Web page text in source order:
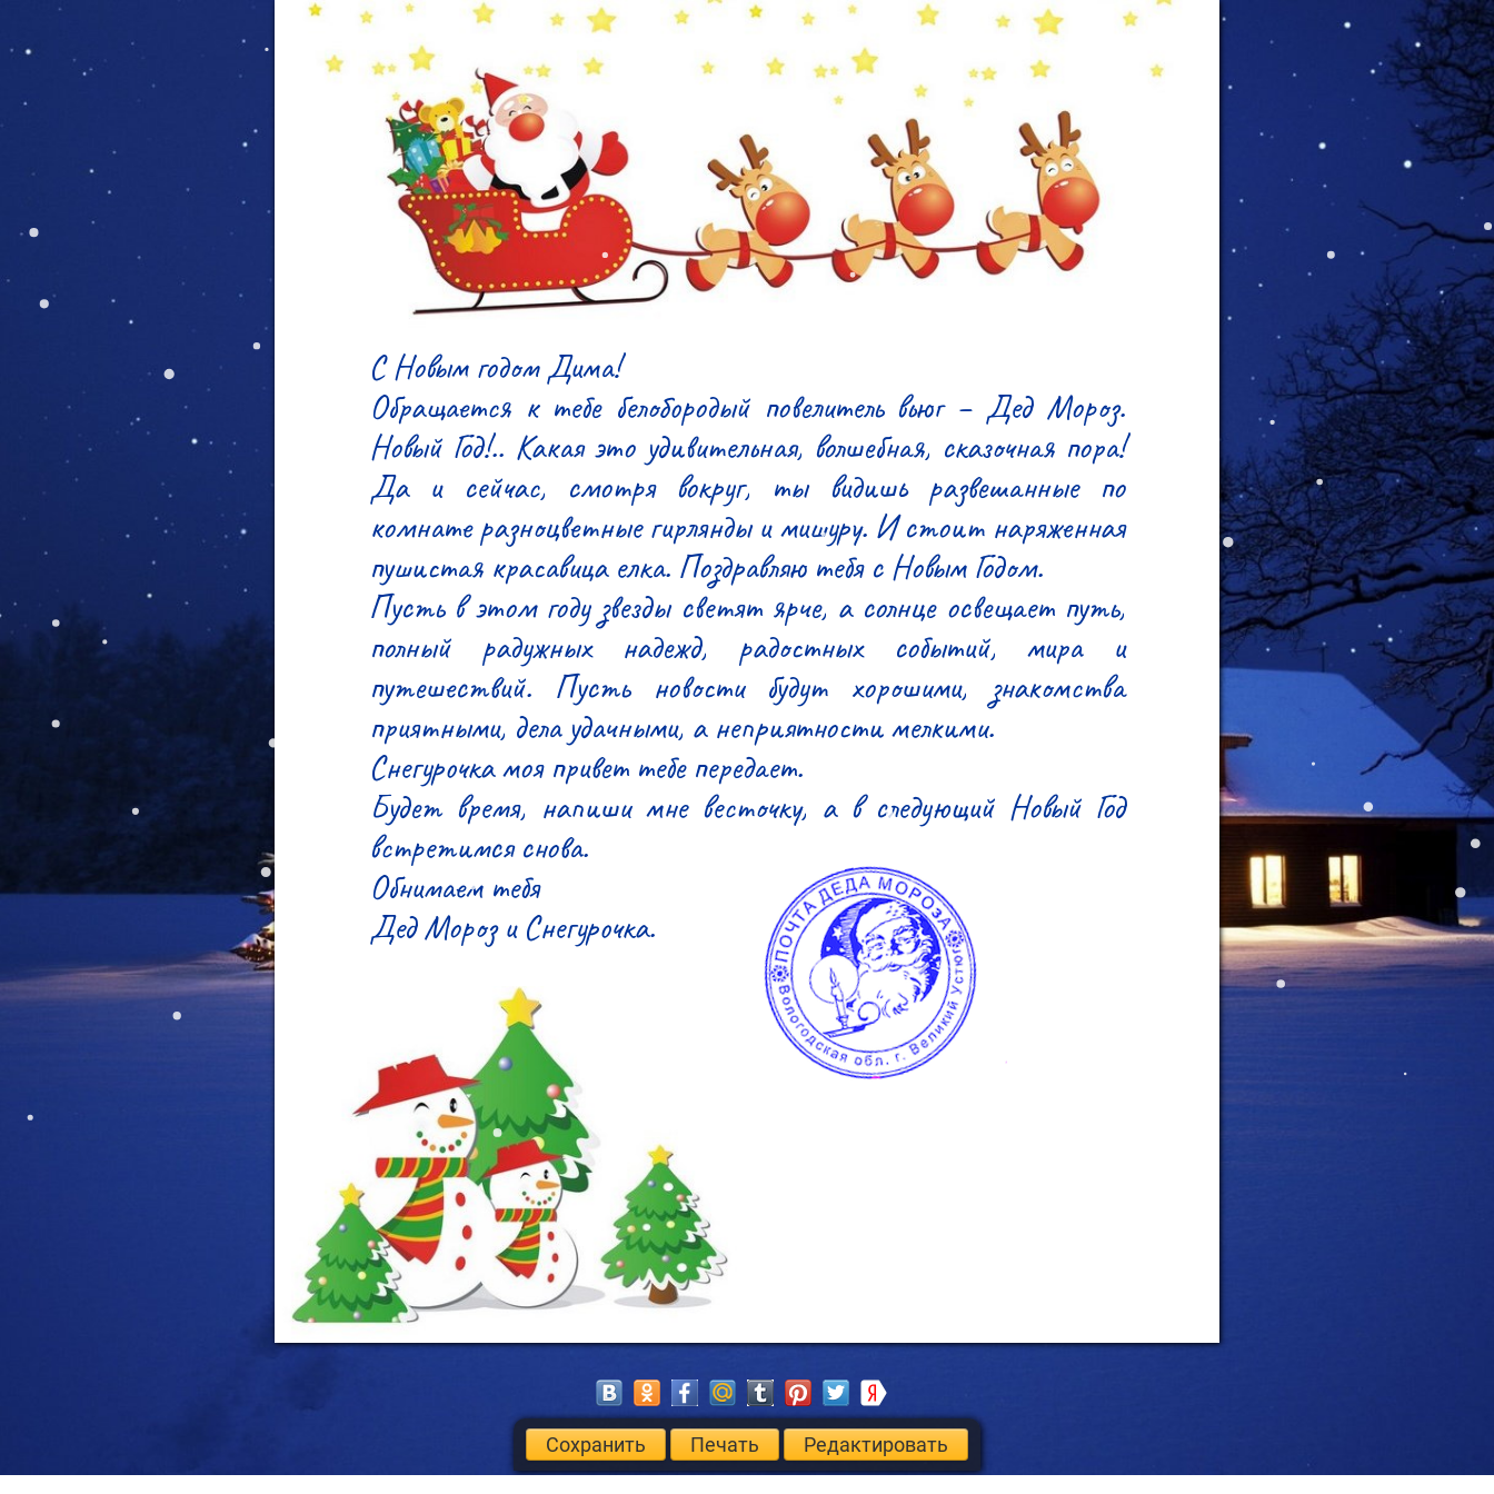
С Новым годом Дима!
Обращается к тебе белобородый повелитель вьюг – Дед Мороз.
Новый Год!.. Какая это удивительная, волшебная, сказочная пора!
Да и сейчас, смотря вокруг, ты видишь развешанные по
комнате разноцветные гирлянды и мишуру. И стоит наряженная
пушистая красавица елка. Поздравляю тебя с Новым Годом.
Пусть в этом году звезды светят ярче, а солнце освещает путь,
полный радужных надежд, радостных событий, мира и
путешествий. Пусть новости будут хорошими, знакомства
приятными, дела удачными, а неприятности мелкими.
Снегурочка моя привет тебе передает.
Будет время, напиши мне весточку, а в следующий Новый Год
встретимся снова.
Обнимаем тебя
Дед Мороз и Снегурочка.
Сохранить Печать Редактировать